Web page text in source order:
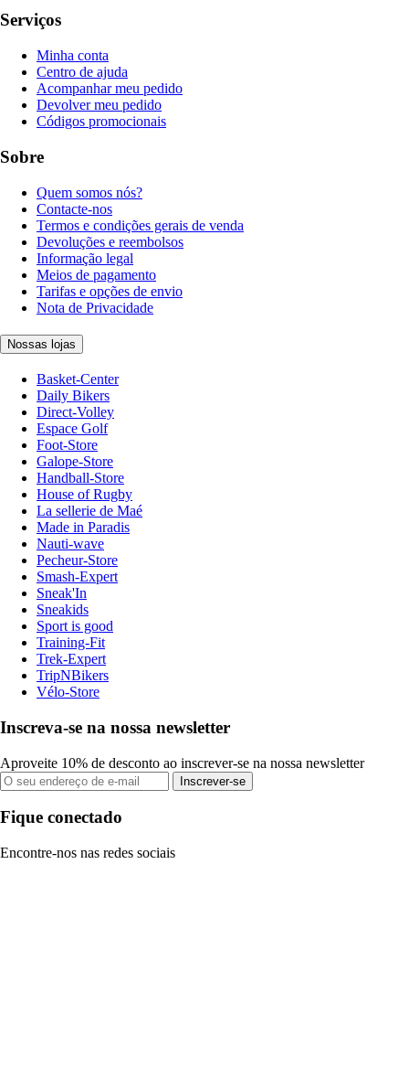
Serviços
Minha conta
Centro de ajuda
Acompanhar meu pedido
Devolver meu pedido
Códigos promocionais
Sobre
Quem somos nós?
Contacte-nos
Termos e condições gerais de venda
Devoluções e reembolsos
Informação legal
Meios de pagamento
Tarifas e opções de envio
Nota de Privacidade
Nossas lojas
Basket-Center
Daily Bikers
Direct-Volley
Espace Golf
Foot-Store
Galope-Store
Handball-Store
House of Rugby
La sellerie de Maé
Made in Paradis
Nauti-wave
Pecheur-Store
Smash-Expert
Sneak'In
Sneakids
Sport is good
Training-Fit
Trek-Expert
TripNBikers
Vélo-Store
Inscreva-se na nossa newsletter
Aproveite 10% de desconto ao inscrever-se na nossa newsletter
Inscrever-se
Fique conectado
Encontre-nos nas redes sociais